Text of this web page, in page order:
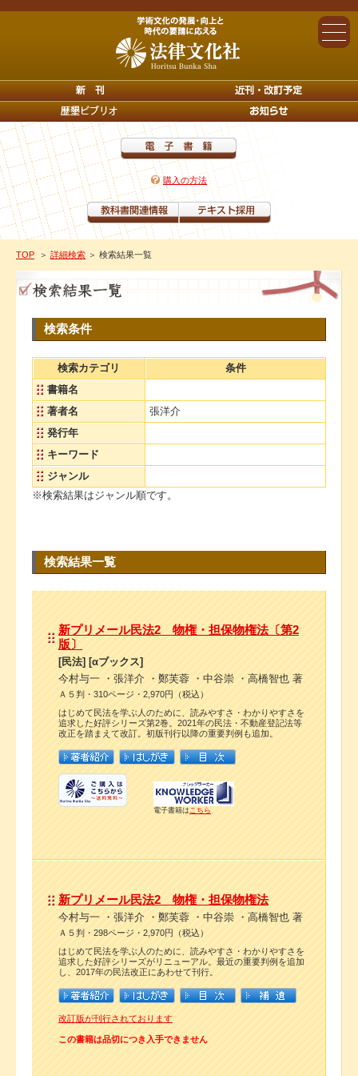
購入の方法
TOP ＞ 詳細検索 ＞ 検索結果一覧
検索条件
検索カテゴリ
条件
書籍名
著者名
張洋介
発行年
キーワード
ジャンル
※検索結果はジャンル順です。
検索結果一覧
新プリメール民法2 物権・担保物権法〔第2
版〕
[民法] [αブックス]
今村与一 ・張洋介 ・鄭芙蓉 ・中谷崇 ・高橋智也 著
Ａ５判・310ページ・2,970円（税込）
はじめて民法を学ぶ人のために、読みやすさ・わかりやすさを
追求した好評シリーズ第2巻。2021年の民法・不動産登記法等
改正を踏まえて改訂。初版刊行以降の重要判例も追加。
電子書籍はこちら
新プリメール民法2 物権・担保物権法
今村与一 ・張洋介 ・鄭芙蓉 ・中谷崇 ・高橋智也 著
Ａ５判・298ページ・2,970円（税込）
はじめて民法を学ぶ人のために、読みやすさ・わかりやすさを
追求した好評シリーズがリニューアル。最近の重要判例を追加
し、2017年の民法改正にあわせて刊行。
改訂版が刊行されております
この書籍は品切につき入手できません